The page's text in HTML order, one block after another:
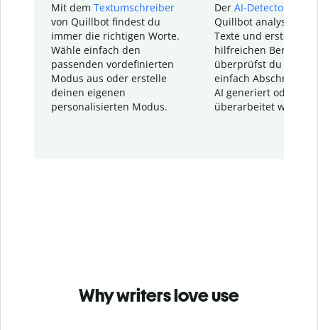
Mit dem Textumschreiber
von Quillbot findest du
immer die richtigen Worte.
Wähle einfach den
passenden vordefinierten
Modus aus oder erstelle
deinen eigenen
personalisierten Modus.
Der AI-Detector
Quillbot analysiert
Texte und erstellt
hilfreichen Bericht.
überprüfst du
einfach Abschnitte,
AI generiert oder
überarbeitet wurden.
Why writers love use